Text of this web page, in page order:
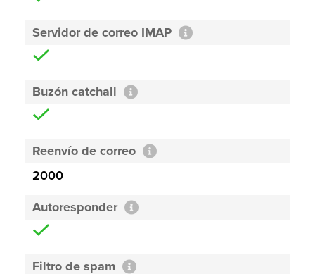
Servidor de correo IMAP
Buzón catchall
Reenvío de correo
2000
Autoresponder
Filtro de spam